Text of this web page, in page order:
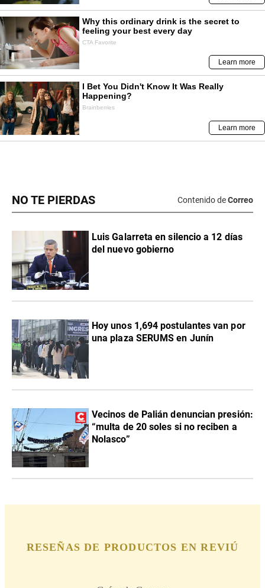
NO TE PIERDAS Contenido deCorreo
Luis Galarreta en silencio a 12 días
del nuevo gobierno
Hoy unos 1,694 postulantes van por
una plaza SERUMS en Junín
Vecinos de Palián denuncian presión:
“multa de 20 soles si no reciben a
Nolasco”